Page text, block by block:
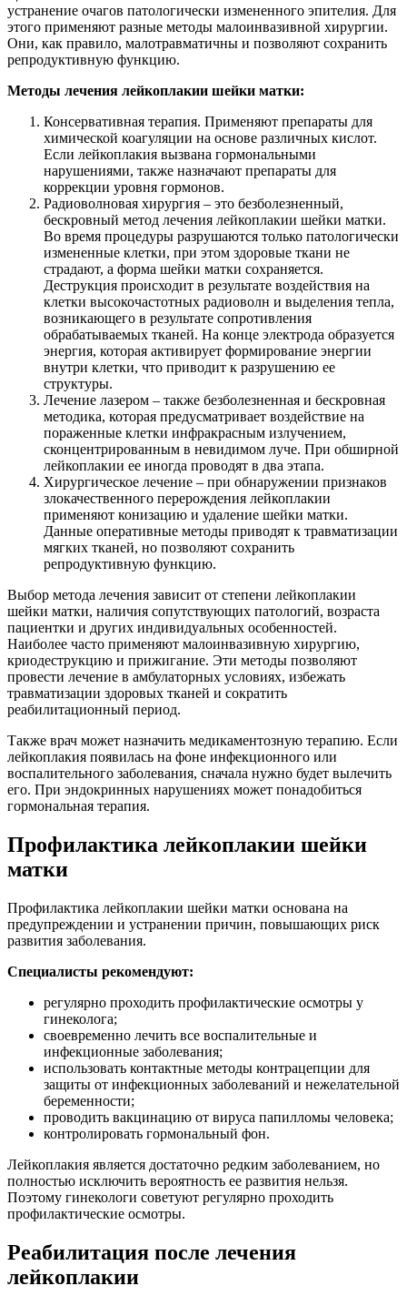
устранение очагов патологически измененного эпителия. Для
этого применяют разные методы малоинвазивной хирургии.
Они, как правило, малотравматичны и позволяют сохранить
репродуктивную функцию.
Методы лечения лейкоплакии шейки матки:
Консервативная терапия. Применяют препараты для
химической коагуляции на основе различных кислот.
Если лейкоплакия вызвана гормональными
нарушениями, также назначают препараты для
коррекции уровня гормонов.
Радиоволновая хирургия – это безболезненный,
бескровный метод лечения лейкоплакии шейки матки.
Во время процедуры разрушаются только патологически
измененные клетки, при этом здоровые ткани не
страдают, а форма шейки матки сохраняется.
Деструкция происходит в результате воздействия на
клетки высокочастотных радиоволн и выделения тепла,
возникающего в результате сопротивления
обрабатываемых тканей. На конце электрода образуется
энергия, которая активирует формирование энергии
внутри клетки, что приводит к разрушению ее
структуры.
Лечение лазером – также безболезненная и бескровная
методика, которая предусматривает воздействие на
пораженные клетки инфракрасным излучением,
сконцентрированным в невидимом луче. При обширной
лейкоплакии ее иногда проводят в два этапа.
Хирургическое лечение – при обнаружении признаков
злокачественного перерождения лейкоплакии
применяют конизацию и удаление шейки матки.
Данные оперативные методы приводят к травматизации
мягких тканей, но позволяют сохранить
репродуктивную функцию.
Выбор метода лечения зависит от степени лейкоплакии
шейки матки, наличия сопутствующих патологий, возраста
пациентки и других индивидуальных особенностей.
Наиболее часто применяют малоинвазивную хирургию,
криодеструкцию и прижигание. Эти методы позволяют
провести лечение в амбулаторных условиях, избежать
травматизации здоровых тканей и сократить
реабилитационный период.
Также врач может назначить медикаментозную терапию. Если
лейкоплакия появилась на фоне инфекционного или
воспалительного заболевания, сначала нужно будет вылечить
его. При эндокринных нарушениях может понадобиться
гормональная терапия.
Профилактика лейкоплакии шейки
матки
Профилактика лейкоплакии шейки матки основана на
предупреждении и устранении причин, повышающих риск
развития заболевания.
Специалисты рекомендуют:
регулярно проходить профилактические осмотры у
гинеколога;
своевременно лечить все воспалительные и
инфекционные заболевания;
использовать контактные методы контрацепции для
защиты от инфекционных заболеваний и нежелательной
беременности;
проводить вакцинацию от вируса папилломы человека;
контролировать гормональный фон.
Лейкоплакия является достаточно редким заболеванием, но
полностью исключить вероятность ее развития нельзя.
Поэтому гинекологи советуют регулярно проходить
профилактические осмотры.
Реабилитация после лечения
лейкоплакии